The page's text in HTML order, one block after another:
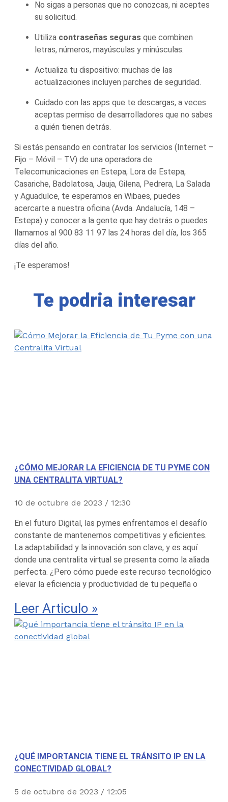
No sigas a personas que no conozcas, ni aceptes
su solicitud.
Utiliza contraseñas seguras que combinen
letras, números, mayúsculas y minúsculas.
Actualiza tu dispositivo: muchas de las
actualizaciones incluyen parches de seguridad.
Cuidado con las apps que te descargas, a veces
aceptas permiso de desarrolladores que no sabes
a quién tienen detrás.
Si estás pensando en contratar los servicios (Internet –
Fijo – Móvil – TV) de una operadora de
Telecomunicaciones en Estepa, Lora de Estepa,
Casariche, Badolatosa, Jauja, Gilena, Pedrera, La Salada
y Aguadulce, te esperamos en Wibaes, puedes
acercarte a nuestra oficina (Avda. Andalucía, 148 –
Estepa) y conocer a la gente que hay detrás o puedes
llamarnos al 900 83 11 97 las 24 horas del día, los 365
días del año.
¡Te esperamos!
Te podria interesar
¿CÓMO MEJORAR LA EFICIENCIA DE TU PYME CON
UNA CENTRALITA VIRTUAL?
10 de octubre de 2023 12:30
En el futuro Digital, las pymes enfrentamos el desafío
constante de mantenernos competitivas y eficientes.
La adaptabilidad y la innovación son clave, y es aquí
donde una centralita virtual se presenta como la aliada
perfecta. ¿Pero cómo puede este recurso tecnológico
elevar la eficiencia y productividad de tu pequeña o
Leer Articulo »
¿QUÉ IMPORTANCIA TIENE EL TRÁNSITO IP EN LA
CONECTIVIDAD GLOBAL?
5 de octubre de 2023 12:05